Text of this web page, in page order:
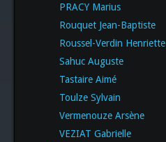
PRACY Marius
Rouquet Jean-Baptiste
Roussel-Verdin Henriette
Sahuc Auguste
Tastaire Aimé
Toulze Sylvain
Vermenouze Arsène
VEZIAT Gabrielle